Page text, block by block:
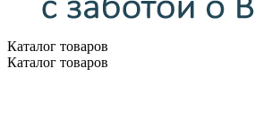
Каталог товаров
Каталог товаров